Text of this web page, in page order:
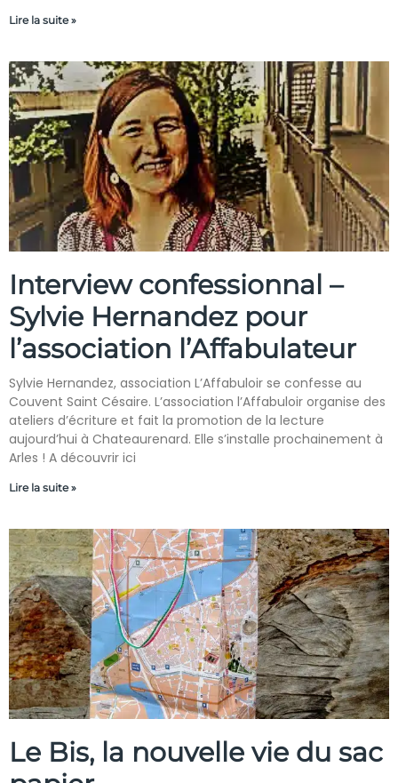
Lire la suite »
Interview confessionnal –
Sylvie Hernandez pour
l’association l’Affabulateur
Sylvie Hernandez, association L’Affabuloir se confesse au
Couvent Saint Césaire. L’association l’Affabuloir organise des
ateliers d’écriture et fait la promotion de la lecture
aujourd’hui à Chateaurenard. Elle s’installe prochainement à
Arles ! A découvrir ici
Lire la suite »
Le Bis, la nouvelle vie du sac